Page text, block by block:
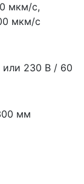
мкм/с,
мкм/с
230 В / 60
мм